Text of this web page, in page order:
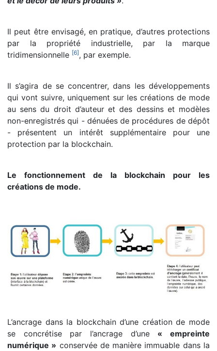
Il peut être envisagé, en pratique, d’autres protections
par la propriété industrielle, par la marque
tridimensionnelle [6], par exemple.
Il s’agira de se concentrer, dans les développements
qui vont suivre, uniquement sur les créations de mode
au sens du droit d’auteur et des dessins et modèles
non-enregistrés qui - dénuées de procédures de dépôt
- présentent un intérêt supplémentaire pour une
protection par la blockchain.
Le fonctionnement de la blockchain pour les
créations de mode.
L’ancrage dans la blockchain d’une création de mode
se concrétise par l’ancrage d’une « empreinte
numérique » conservée de manière immuable dans la